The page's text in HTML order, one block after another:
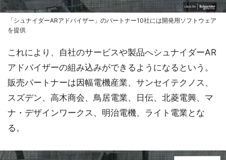
「シュナイダーARアドバイザー」のパートナー10社には開発用ソフトウェア
を提供
これにより、自社のサービスや製品へシュナイダーAR
アドバイザーの組み込みができるようになるという。
販売パートナーは因幅電機産業、サンセイテクノス、
スズデン、高木商会、鳥居電業、日伝、北菱電興、マ
ナ・デザインワークス、明治電機、ライト電業とな
る。